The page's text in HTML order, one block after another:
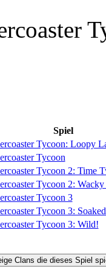
Spiel
Tycoon: Loopy
Tycoon
Tycoon 2: Time
Tycoon 2:
Tycoon 3
Tycoon 3:
Tycoon 3: Wild!